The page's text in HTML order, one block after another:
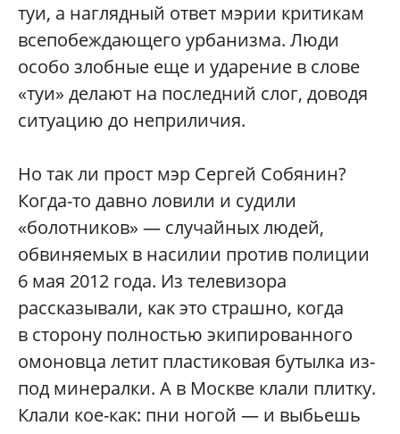
туи, а наглядный ответ мэрии критикам
всепобеждающего урбанизма. Люди
особо злобные еще и ударение в слове
«туи» делают на последний слог, доводя
ситуацию до неприличия.
Но так ли прост мэр Сергей Собянин?
Когда-то давно ловили и судили
«болотников» — случайных людей,
обвиняемых в насилии против полиции
6 мая 2012 года. Из телевизора
рассказывали, как это страшно, когда
в сторону полностью экипированного
омоновца летит пластиковая бутылка из-
под минералки. А в Москве клали плитку.
Клали кое-как: пни ногой — и выбьешь